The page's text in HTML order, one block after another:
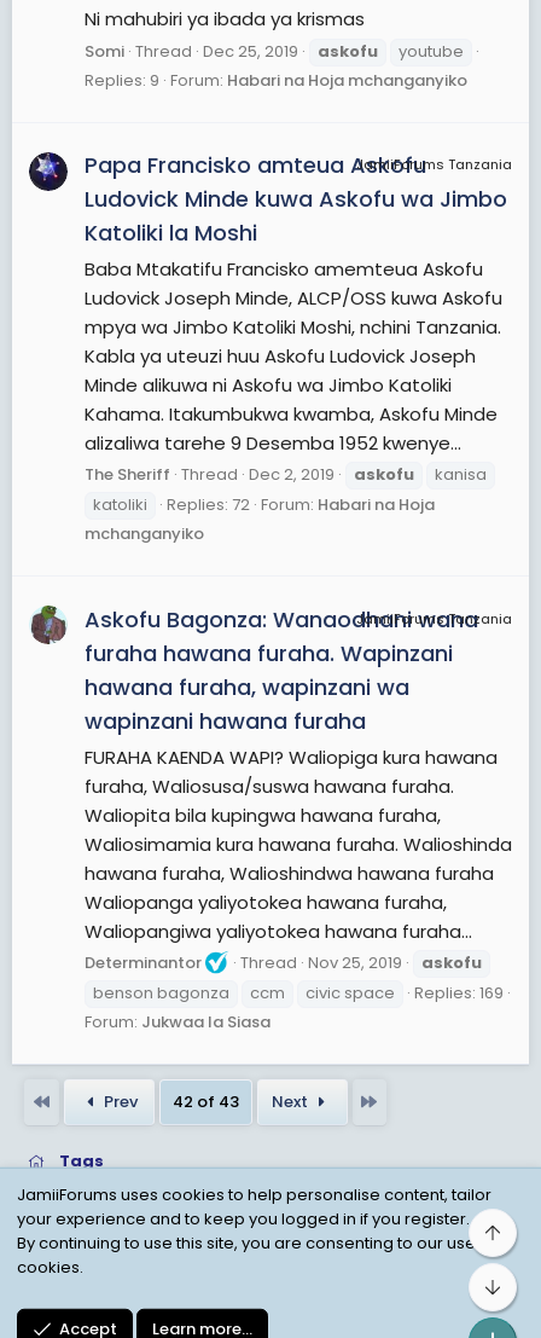
Ni mahubiri ya ibada ya krismas
Somi Thread Dec 25, 2019 askofu
youtube
Replies: 9 Forum: Habari na Hoja mchanganyiko
JamiiForums Tanzania
Papa Francisko amteua Askofu
Ludovick Minde kuwa Askofu wa Jimbo
Katoliki la Moshi
Baba Mtakatifu Francisko amemteua Askofu
Ludovick Joseph Minde, ALCP/OSS kuwa Askofu
mpya wa Jimbo Katoliki Moshi, nchini Tanzania.
Kabla ya uteuzi huu Askofu Ludovick Joseph
Minde alikuwa ni Askofu wa Jimbo Katoliki
Kahama. Itakumbukwa kwamba, Askofu Minde
alizaliwa tarehe 9 Desemba 1952 kwenye...
The Sheriff Thread Dec 2, 2019 askofu
kanisa
katoliki
Replies: 72 Forum: Habari na Hoja
mchanganyiko
JamiiForums Tanzania
Askofu Bagonza: Wanaodhani wana
furaha hawana furaha. Wapinzani
hawana furaha, wapinzani wa
wapinzani hawana furaha
FURAHA KAENDA WAPI? Waliopiga kura hawana
furaha, Waliosusa/suswa hawana furaha.
Waliopita bila kupingwa hawana furaha,
Waliosimamia kura hawana furaha. Walioshinda
hawana furaha, Walioshindwa hawana furaha
Waliopanga yaliyotokea hawana furaha,
Waliopangiwa yaliyotokea hawana furaha...
Determinantor Thread Nov 25, 2019
askofu
benson bagonza
ccm civic space
Replies: 169
Forum: Jukwaa la Siasa
Prev 42 of 43 Next
Tags
Child Protection Policy
Personal Data Protection
JamiiForums uses cookies to help personalise content, tailor
your experience and to keep you logged in if you register.
By continuing to use this site, you are consenting to our use of
cookies.
Accept Learn more…
Top